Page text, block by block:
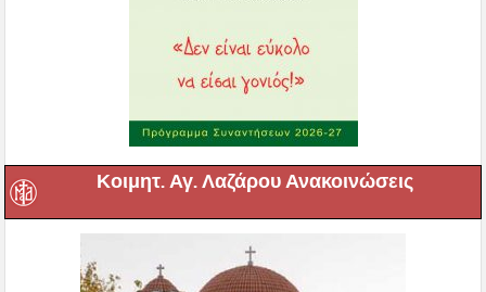
Κοιμητ. Αγ. Λαζάρου Ανακοινώσεις